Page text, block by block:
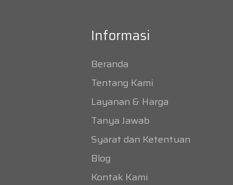
Informasi
Beranda
Tentang Kami
Layanan & Harga
Tanya Jawab
Syarat dan Ketentuan
Blog
Kontak Kami